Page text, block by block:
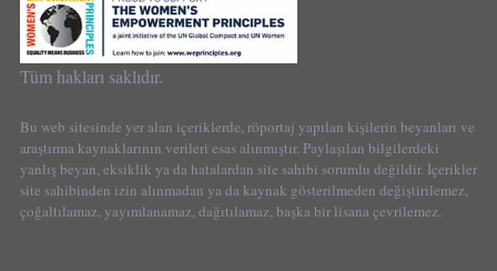
Tüm hakları saklıdır.
Bu web sitesinde yer alan içeriklerde, röportaj yapılan kişilerin beyanları ve
araştırma kaynaklarının verileri esas alınmıştır. Paylaşılan bilgilerdeki
yanlış beyan, eksiklik ya da hatalardan site sahibi sorumlu değildir. İçerikler
site sahibinden izin alınmadan ya da kaynak gösterilmeden değiştirilemez,
çoğaltılamaz, yayımlanamaz, dağıtılamaz, başka bir lisana çevrilemez.